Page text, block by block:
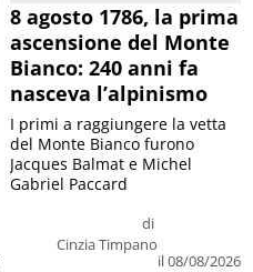
8 agosto 1786, la prima
ascensione del Monte
Bianco: 240 anni fa
nasceva l’alpinismo
di
Cinzia Timpano
il 08/08/2026
I primi a raggiungere la vetta
del Monte Bianco furono
Jacques Balmat e Michel
Gabriel Paccard